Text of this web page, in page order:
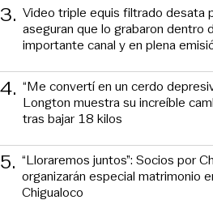
3. Video triple equis filtrado desata
aseguran que lo grabaron dentro
importante canal y en plena
4. “Me convertí en un cerdo
Longton muestra su increíble
tras bajar 18 kilos
5. “Lloraremos juntos”: Socios por
organizarán especial matrimonio
Chigualoco